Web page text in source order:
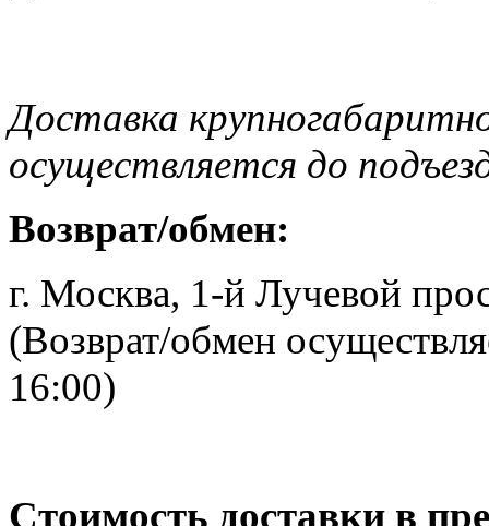
Доставка
осуществляется до
Возврат/обмен:
г. Москва, 1-й Лучевой
(Возврат/обмен
16:00)
Стоимость доставки в